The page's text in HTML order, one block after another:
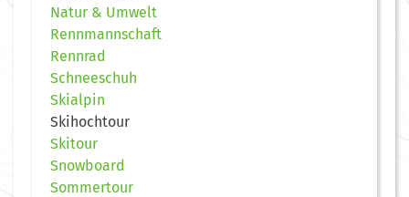
Natur & Umwelt
Rennmannschaft
Rennrad
Schneeschuh
Skialpin
Skihochtour
Skitour
Snowboard
Sommertour